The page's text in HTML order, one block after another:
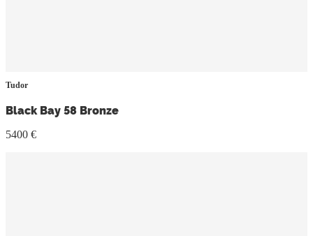
Tudor
Black Bay 58 Bronze
5400 €